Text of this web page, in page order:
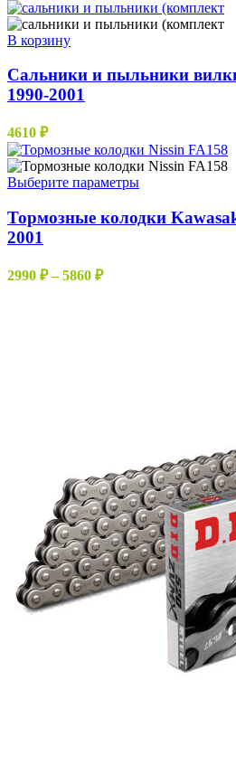
можно
выбрать
товара.
10660 ₽
В корзину
Сальники и пыльники
1990-2001
4610 ₽
Выберите параметрыЭтот
имеет
несколько
Тормозные колодки
2001
2990 ₽ – 5860 ₽Диапазон